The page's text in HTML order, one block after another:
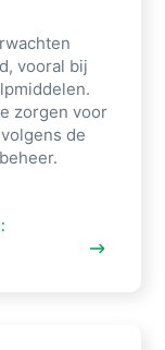
vooral bij
zorgen voor
de